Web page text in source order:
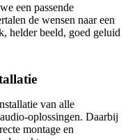
een passende
de wensen naar een
helder beeld, goed geluid
van alle
oplossingen. Daarbij
montage en